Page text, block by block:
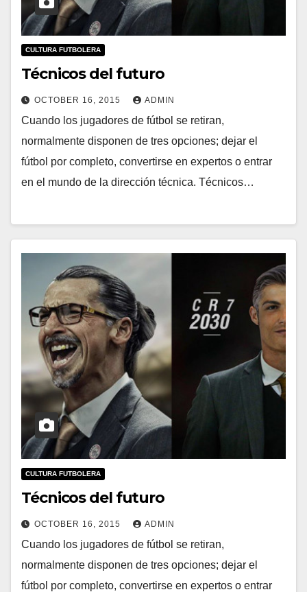
CULTURA FUTBOLERA
Técnicos del futuro
OCTOBER 16, 2015 ADMIN
Cuando los jugadores de fútbol se retiran,
normalmente disponen de tres opciones; dejar el
fútbol por completo, convertirse en expertos o entrar
en el mundo de la dirección técnica. Técnicos…
CULTURA FUTBOLERA
Técnicos del futuro
OCTOBER 16, 2015 ADMIN
Cuando los jugadores de fútbol se retiran,
normalmente disponen de tres opciones; dejar el
fútbol por completo, convertirse en expertos o entrar